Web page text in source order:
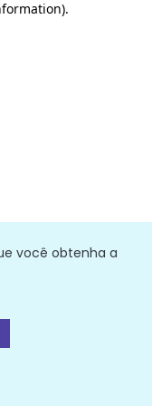
você obtenha a
.